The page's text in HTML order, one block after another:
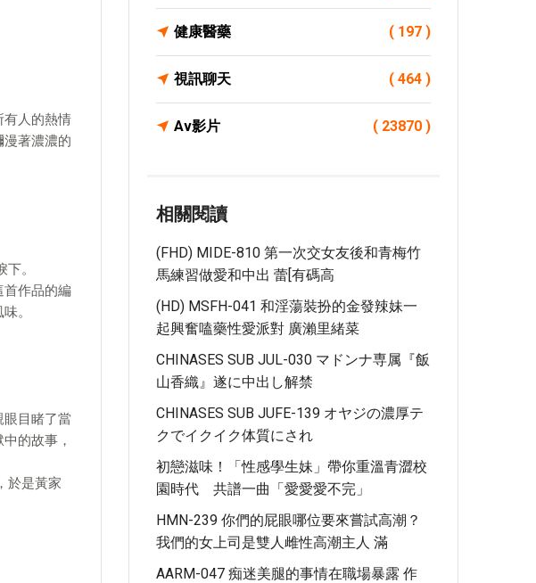
有人的熱情
著濃濃的
。
首作品的編
。
眼目睹了當
的故事，
於是黃家
健康醫藥 ( 197 )
視訊聊天 ( 464 )
Av影片 ( 23870 )
相關閱讀
(FHD) MIDE-810 第一次交女友後和青梅竹
馬練習做愛和中出 蕾[有碼高
(HD) MSFH-041 和淫蕩裝扮的金發辣妹一
起興奮嗑藥性愛派對 廣瀨里緒菜
CHINASES SUB JUL-030 マドンナ専属『飯
山香織』遂に中出し解禁
CHINASES SUB JUFE-139 オヤジの濃厚テ
クでイクイク体質にされ
初戀滋味！「性感學生妹」帶你重溫青澀校
園時代 共譜一曲「愛愛愛不完」
HMN-239 你們的屁眼哪位要來嘗試高潮？
我們的女上司是雙人雌性高潮主人 滿
AARM-047 痴迷美腿的事情在職場暴露 作